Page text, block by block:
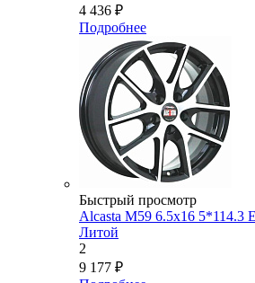
4 436 ₽
Подробнее
Быстрый просмотр
Alcasta M59 6.5x16 5*114.3
Литой
2
9 177 ₽